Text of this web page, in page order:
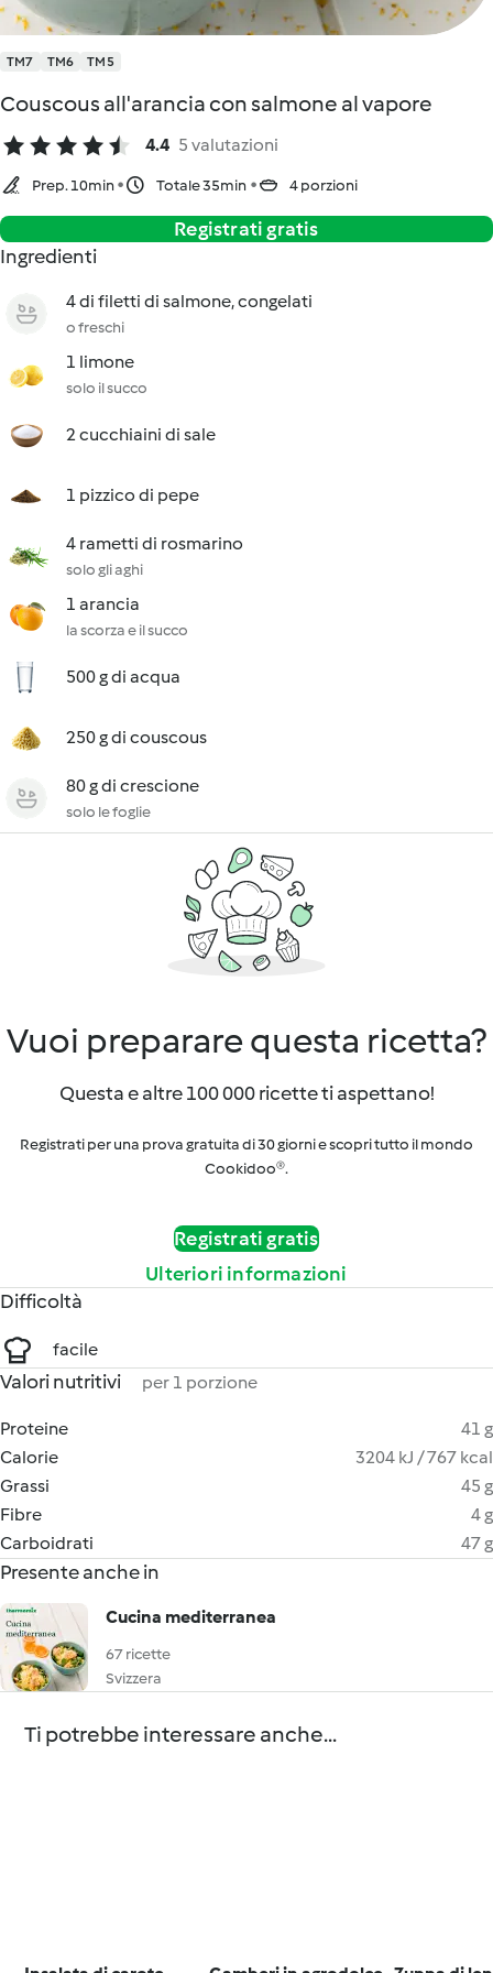
TM7 TM6 TM5
Couscous all'arancia con salmone al vapore
4.4 5 valutazioni
Prep. 10min Totale 35min 4 porzioni
Registrati gratis
Ingredienti
4 di filetti di salmone, congelati
o freschi
1 limone
solo il succo
2 cucchiaini di sale
1 pizzico di pepe
4 rametti di rosmarino
solo gli aghi
1 arancia
la scorza e il succo
500 g di acqua
250 g di couscous
80 g di crescione
solo le foglie
Vuoi preparare questa ricetta?
Questa e altre 100 000 ricette ti aspettano!
Registrati per una prova gratuita di 30 giorni e scopri tutto il mondo
Cookidoo®.
Registrati gratis
Ulteriori informazioni
Difficoltà
facile
Valori nutritivi per 1 porzione
Proteine
41 g
Calorie
3204 kJ / 767 kcal
Grassi
45 g
Fibre
4 g
Carboidrati
47 g
Presente anche in
Cucina mediterranea
67 ricette
Svizzera
Ti potrebbe interessare anche...